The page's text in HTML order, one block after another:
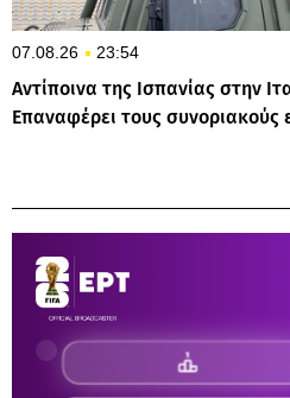
07.08.26 23:54
Αντίποινα της Ισπανίας στην
Επαναφέρει τους συνοριακούς